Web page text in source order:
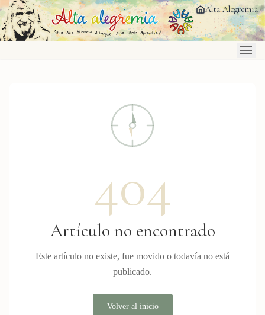
Saltar al contenido principal Alta Alegremia
404
Artículo no encontrado
Este artículo no existe, fue movido o todavía no está
publicado.
Volver al inicio